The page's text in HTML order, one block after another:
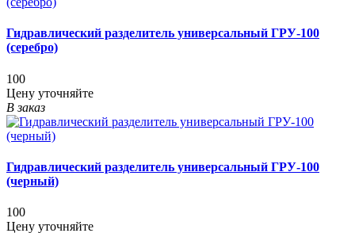
Гидравлический разделитель универсальный ГРУ-100
(серебро)
100
Цену уточняйте
В заказ
Гидравлический разделитель универсальный ГРУ-100
(черный)
100
Цену уточняйте